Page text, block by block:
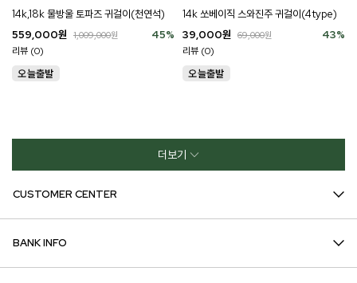
14k,18k 물방울 토파즈 귀걸이(천연석)
45%
559,000원 1,009,000원
리뷰 (0)
14k 쏘베이직 스와진주 귀걸이(4type)
43%
39,000원 69,000원
리뷰 (0)
더보기
CUSTOMER CENTER
BANK INFO